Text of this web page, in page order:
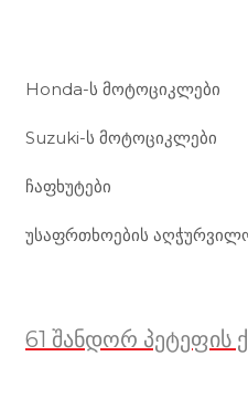
Honda-ს მოტოციკლები
Suzuki-ს მოტოციკლები
ჩაფხუტები
უსაფრთხოების
61 შანდორ პეტეფის